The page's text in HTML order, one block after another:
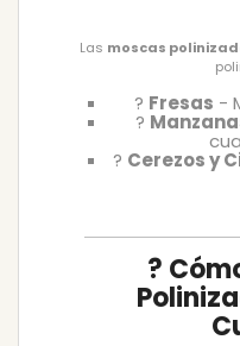
Las moscas
? Fresas -
?
? Cerezos y
?